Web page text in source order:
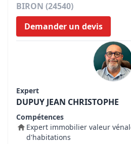
BIRON (24540)
Demander un devis
Expert
DUPUY JEAN CHRISTOPHE
Compétences
Expert immobilier valeur
d'habitations